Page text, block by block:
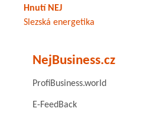
Hnutí NEJ
Slezská energetika
NejBusiness.cz
ProfiBusiness.world
E-FeedBack